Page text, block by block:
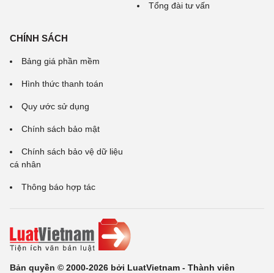
Tổng đài tư vấn
CHÍNH SÁCH
Bảng giá phần mềm
Hình thức thanh toán
Quy ước sử dụng
Chính sách bảo mật
Chính sách bảo vệ dữ liệu
cá nhân
Thông báo hợp tác
Bản quyền © 2000-2026 bởi LuatVietnam - Thành viên